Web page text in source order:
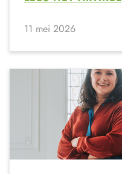
11 mei 2026